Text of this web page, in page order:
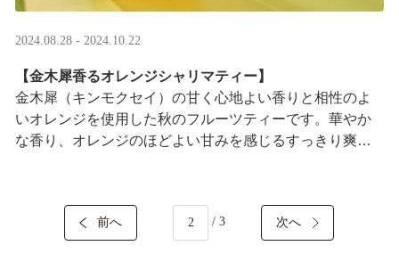
2024.08.28 - 2024.10.22
【金木犀香るオレンジシャリマティー】
金木犀（キンモクセイ）の甘く心地よい香りと相性のよ
いオレンジを使用した秋のフルーツティーです。華やか
な香り、オレンジのほどよい甘みを感じるすっきり爽や
前へ / 3 次へ